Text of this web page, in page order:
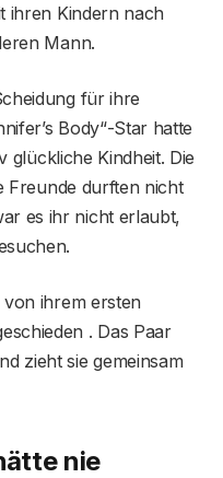
ihren Kindern nach
Mann.
für ihre
Body“-Star hatte
glückliche Kindheit. Die
Freunde durften nicht
es ihr nicht erlaubt,
ihrem ersten
. Das Paar
zieht sie gemeinsam
nie